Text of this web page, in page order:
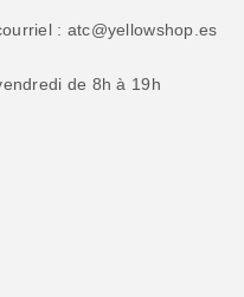
: atc@yellowshop.es
de 8h à 19h